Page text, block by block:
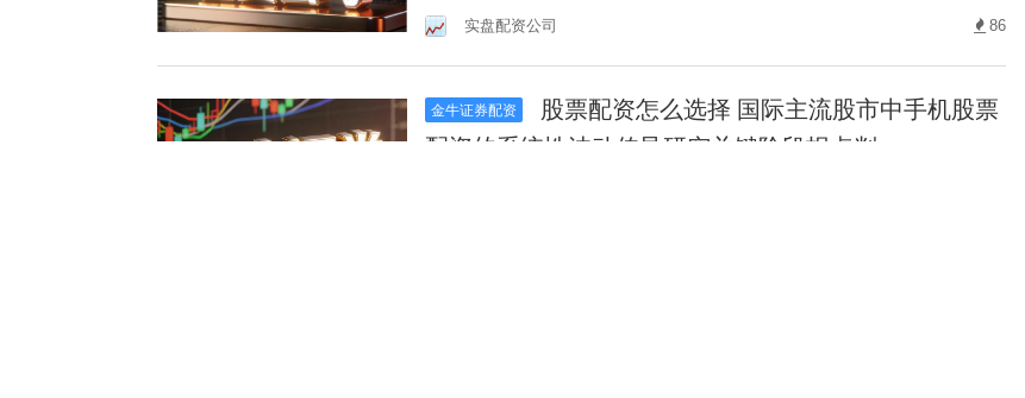
实盘配资公司 86
金牛证券配资
股票配资怎么选择 国际主流股市中手机股票
配资的系统性波动传导研究关键阶段拐点判